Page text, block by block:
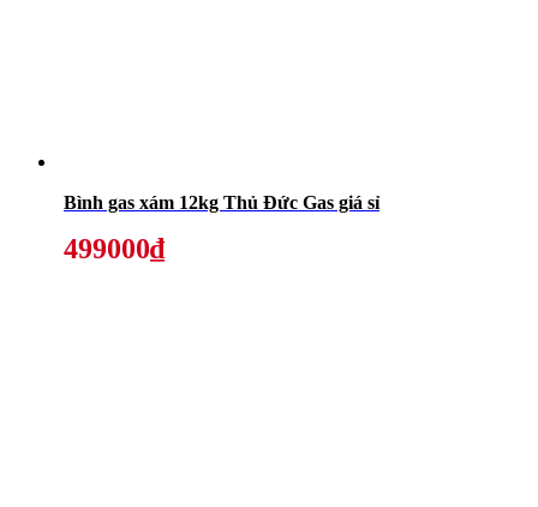
Bình gas xám 12kg Thủ Đức Gas giá sỉ
499000₫